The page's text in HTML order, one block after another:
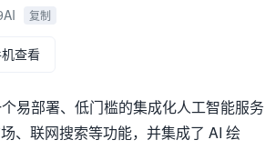
复制
查看
易部署、低门槛的集成化人工智能服务
、联网搜索等功能，并集成了 AI 绘